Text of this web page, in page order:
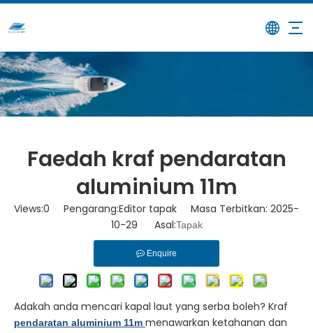
Rumah / Berita
aluminium 11m
Faedah kraf pendaratan
aluminium 11m
Views:0 Pengarang:Editor tapak Masa Terbitkan: 2025-
10-29 Asal:Tapak
Enquire
Adakah anda mencari kapal laut yang serba boleh? Kraf
pendaratan aluminium 11m menawarkan ketahanan dan